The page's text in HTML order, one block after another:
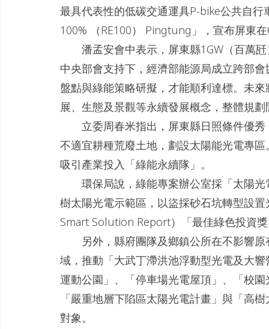
最具代表性的低碳交通運具P-bike公共自
100% （RE100） Pingtung」，宣布屏東
潘孟安會中表示，屏東縣1GW（百萬瓩
中央部會支持下，經濟部能源局成立跨部
盤點與綠能策略研擬，才能順利達標。未
展、生態及景觀等永續發展概念，整體規
立委周春米指出，屏東縣日照條件優秀
不適宜耕種荒廢土地，劃設太陽能光電專
吸引產業投入「綠能永續隊」。
環保局說，綠能專案辦公室採「太陽光
樹太陽光電示範區，以盜採砂石坑轉型設
Smart Solution Report）「最佳綠色投資
另外，縣府團隊及鄉鎮公所在不影響原
域，推動「大武丁滯洪池浮動型光電及大
運動公園」、「停車場光電屋頂」、「校
「嚴重地層下陷區太陽光電計畫」與「高
對象。